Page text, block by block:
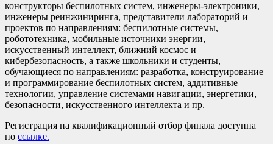
конструкторы беспилотных систем, инженеры-электроники,
инженеры реинжиниринга, представители лабораторий и
проектов по направлениям: беспилотные системы,
робототехника, мобильные источники энергии,
искусственный интеллект, ближний космос и
кибербезопасность, а также школьники и студенты,
обучающиеся по направлениям: разработка, конструирование
и программирование беспилотных систем, аддитивные
технологии, управление системами навигации, энергетики,
безопасности, искусственного интеллекта и пр.
Регистрация на квалификационный отбор финала доступна
по ссылке.